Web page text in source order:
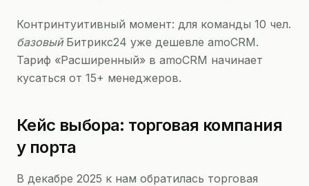
Контринтуитивный момент: для команды 10 чел.
базовыйБитрикс24 уже дешевле amoCRM.
Тариф «Расширенный» в amoCRM начинает
кусаться от 15+ менеджеров.
Кейс выбора: торговая компания
у порта
В декабре 2025 к нам обратилась торговая